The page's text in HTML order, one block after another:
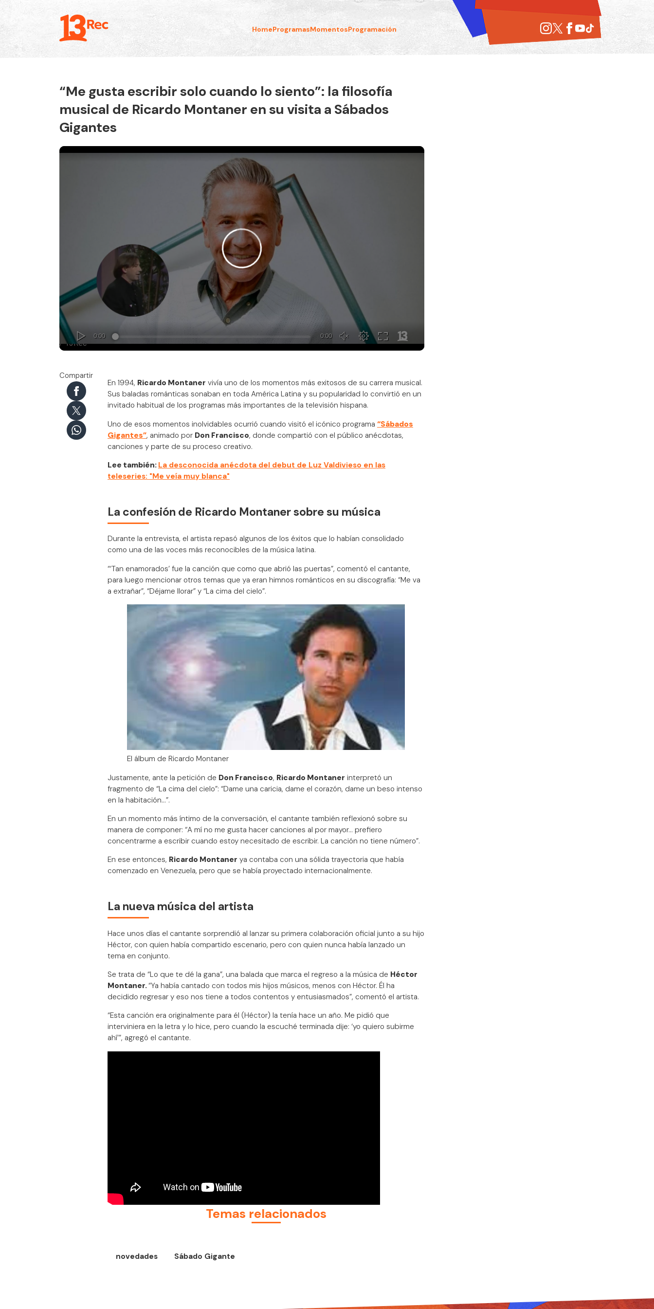
HomeProgramasMomentosProgramación
“Me gusta escribir solo cuando lo siento”: la filosofía
musical de Ricardo Montaner en su visita a Sábados
Gigantes
Compartir
En 1994, Ricardo Montaner vivía uno de los momentos más exitosos de su carrera musical.
Sus baladas románticas sonaban en toda América Latina y su popularidad lo convirtió en un
invitado habitual de los programas más importantes de la televisión hispana.
Uno de esos momentos inolvidables ocurrió cuando visitó el icónico programa “Sábados
Gigantes”, animado por Don Francisco, donde compartió con el público anécdotas,
canciones y parte de su proceso creativo.
Lee también: La desconocida anécdota del debut de Luz Valdivieso en las
teleseries: "Me veía muy blanca"
La confesión de Ricardo Montaner sobre su música
Durante la entrevista, el artista repasó algunos de los éxitos que lo habían consolidado
como una de las voces más reconocibles de la música latina.
“‘Tan enamorados’ fue la canción que como que abrió las puertas”, comentó el cantante,
para luego mencionar otros temas que ya eran himnos románticos en su discografía: “Me va
a extrañar”, “Déjame llorar” y “La cima del cielo”.
El álbum de Ricardo Montaner
Justamente, ante la petición de Don Francisco, Ricardo Montaner interpretó un
fragmento de “La cima del cielo”: “Dame una caricia, dame el corazón, dame un beso intenso
en la habitación…”.
En un momento más íntimo de la conversación, el cantante también reflexionó sobre su
manera de componer: “A mí no me gusta hacer canciones al por mayor… prefiero
concentrarme a escribir cuando estoy necesitado de escribir. La canción no tiene número”.
En ese entonces, Ricardo Montaner ya contaba con una sólida trayectoria que había
comenzado en Venezuela, pero que se había proyectado internacionalmente.
La nueva música del artista
Hace unos días el cantante sorprendió al lanzar su primera colaboración oficial junto a su hijo
Héctor, con quien había compartido escenario, pero con quien nunca había lanzado un
tema en conjunto.
Se trata de “Lo que te dé la gana”, una balada que marca el regreso a la música de Héctor
Montaner.“Ya había cantado con todos mis hijos músicos, menos con Héctor. Él ha
decidido regresar y eso nos tiene a todos contentos y entusiasmados”, comentó el artista.
“Esta canción era originalmente para él (Héctor) la tenía hace un año. Me pidió que
interviniera en la letra y lo hice, pero cuando la escuché terminada diįe: ‘yo quiero subirme
ahí’”, agregó el cantante.
Temas relacionados
novedades Sábado Gigante